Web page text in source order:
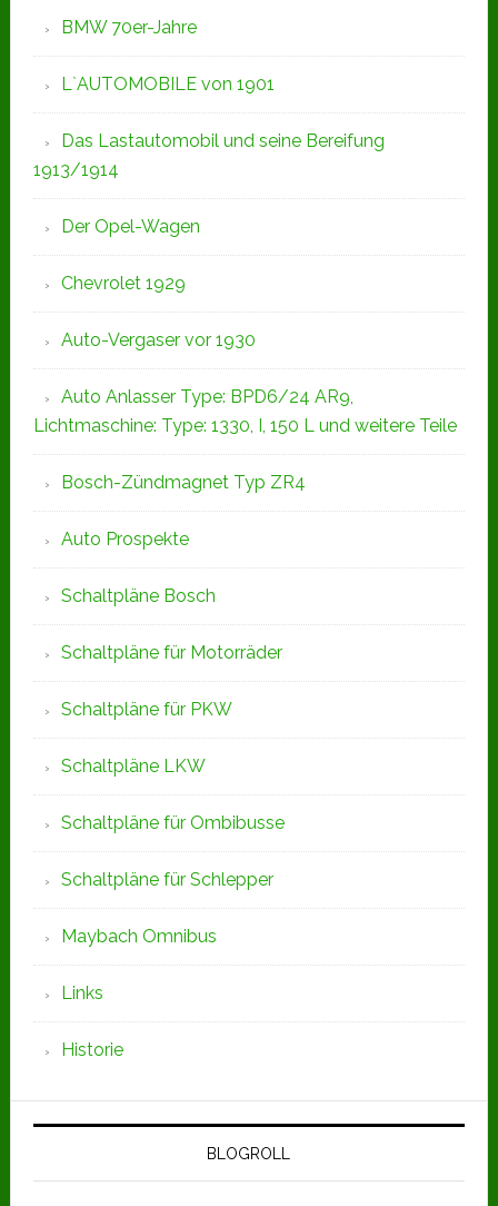
BMW 70er-Jahre
L`AUTOMOBILE von 1901
Das Lastautomobil und seine Bereifung
1913/1914
Der Opel-Wagen
Chevrolet 1929
Auto-Vergaser vor 1930
Auto Anlasser Type: BPD6/24 AR9,
Lichtmaschine: Type: 1330, I, 150 L und weitere Teile
Bosch-Zündmagnet Typ ZR4
Auto Prospekte
Schaltpläne Bosch
Schaltpläne für Motorräder
Schaltpläne für PKW
Schaltpläne LKW
Schaltpläne für Ombibusse
Schaltpläne für Schlepper
Maybach Omnibus
Links
Historie
BLOGROLL